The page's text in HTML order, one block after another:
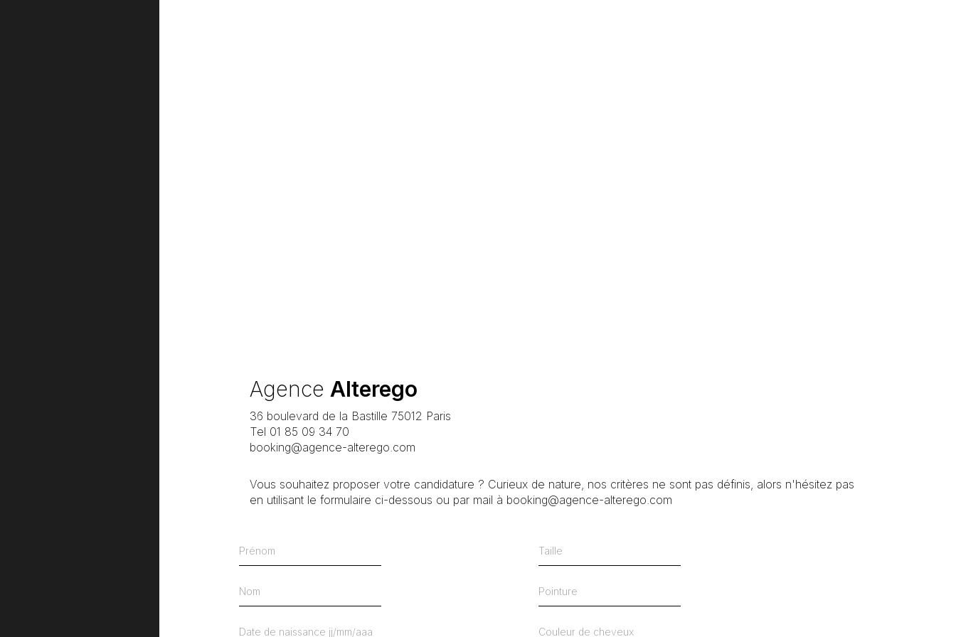
Agence Alterego
36 boulevard de la Bastille 75012 Paris
Tel 01 85 09 34 70
booking@agence-alterego.com
Vous souhaitez proposer votre candidature ? Curieux de nature, nos critères ne sont pas définis, alors n'hésitez pas
en utilisant le formulaire ci-dessous ou par mail à booking@agence-alterego.com